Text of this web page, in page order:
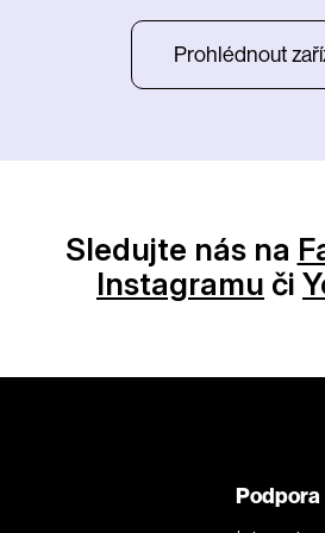
Prohlédnout
Sledujte nás na
Instagramu či
Podpora